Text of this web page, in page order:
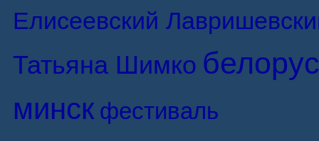
Елисеевский
Татьяна Шимко
минскфестиваль